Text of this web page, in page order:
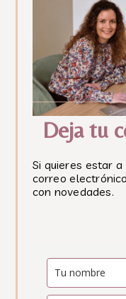
Deja tu
Si quieres estar
correo
con novedades.